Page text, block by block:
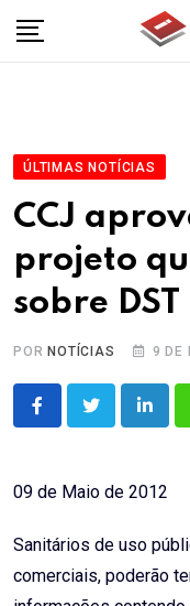
ÚLTIMAS NOTÍCIAS
CCJ
projeto
sobre DST
POR NOTÍCIAS 9 DE
09 de Maio de 2012
Sanitários de uso
comerciais, poderão